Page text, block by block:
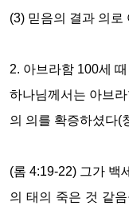
(3) 믿음의 결과 의로
2. 아브라함 100세 때
하나님께서는 아브
의 의를 확증하셨다(
(롬 4:19-22) 그가 백
의 태의 죽은 것 같